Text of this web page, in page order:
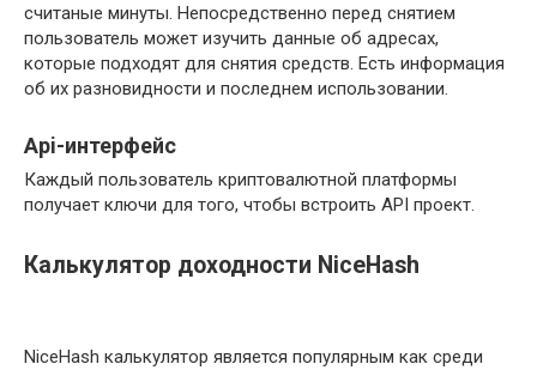
считаные минуты. Непосредственно перед снятием
пользователь может изучить данные об адресах,
которые подходят для снятия средств. Есть информация
об их разновидности и последнем использовании.
Api-интерфейс
Каждый пользователь криптовалютной платформы
получает ключи для того, чтобы встроить API проект.
Калькулятор доходности NiceHash
NiceHash калькулятор является популярным как среди